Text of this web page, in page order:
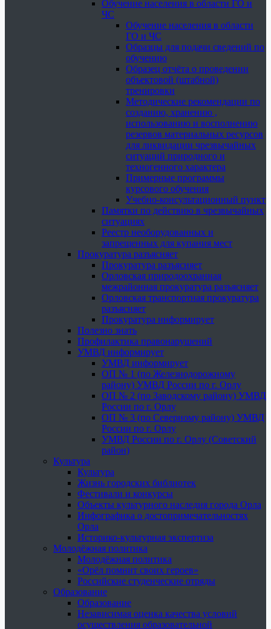
Обучение населения в области ГО и
ЧС
Обучение населения в области
ГО и ЧС
Образцы для подачи сведений по
обучению
Образец отчёта о проведении
объектовой (штабной)
тренировки
Методические рекомендации по
созданию, хранению ,
использованию и восполнению
резервов материальных ресурсов
для ликвидации чрезвычайных
ситуаций природного и
техногенного характера
Примерные программы
курсового обучения
Учебно-консультационный пункт
Памятки по действию в чрезвычайных
ситуациях
Реестр необорудованных и
запрещенных для купания мест
Прокуратура разъясняет
Прокуратура разъясняет
Орловская природоохранная
межрайонная прокуратура разъясняет
Орловская транспортная прокуратура
разъясняет
Прокуратура информирует
Полезно знать
Профилактика правонарушений
УМВД информирует
УМВД информирует
ОП № 1 (по Железнодорожному
району) УМВД России по г. Орлу
ОП № 2 (по Заводскому району) УМВД
России по г. Орлу
ОП № 3 (по Северному району) УМВД
России по г. Орлу
УМВД России по г. Орлу (Советский
район)
Культура
Культура
Жизнь городских библиотек
Фестивали и конкурсы
Объекты культурного наследия города Орла
Инфографика о достопримечательностях
Орла
Историко-культурная экспертиза
Молодёжная политика
Молодёжная политика
«Орёл помнит своих героев»
Российские студенческие отряды
Образование
Образование
Независимая оценка качества условий
осуществления образовательной